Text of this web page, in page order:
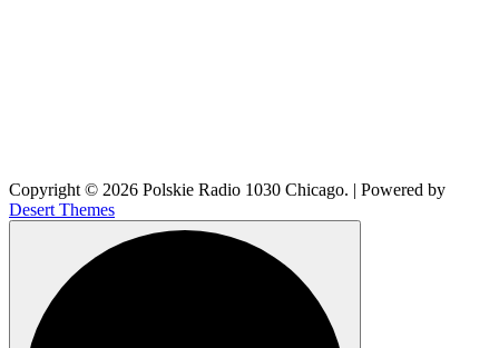
Copyright © 2026 Polskie Radio 1030 Chicago. | Powered by
Desert Themes